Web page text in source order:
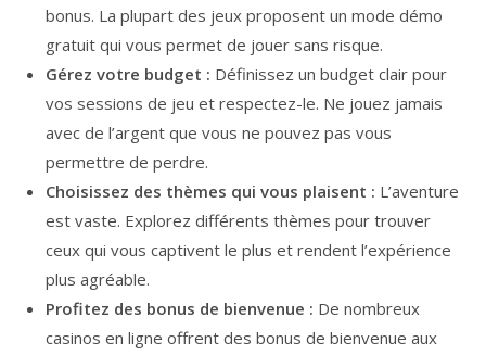
bonus. La plupart des jeux proposent un mode démo
gratuit qui vous permet de jouer sans risque.
Gérez votre budget : Définissez un budget clair pour
vos sessions de jeu et respectez-le. Ne jouez jamais
avec de l’argent que vous ne pouvez pas vous
permettre de perdre.
Choisissez des thèmes qui vous plaisent : L’aventure
est vaste. Explorez différents thèmes pour trouver
ceux qui vous captivent le plus et rendent l’expérience
plus agréable.
Profitez des bonus de bienvenue : De nombreux
casinos en ligne offrent des bonus de bienvenue aux